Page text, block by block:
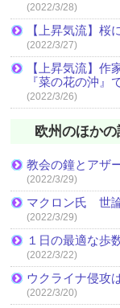
(2022/3/28)
【上昇気流】桜
(2022/3/27)
【上昇気流】
『菜の花の沖』
(2022/3/26)
欧州のほか
教会の鐘とアザ
(2022/3/29)
マクロン氏 世
(2022/3/29)
１日の最適な歩
(2022/3/22)
ウクライナ侵攻
(2022/3/20)